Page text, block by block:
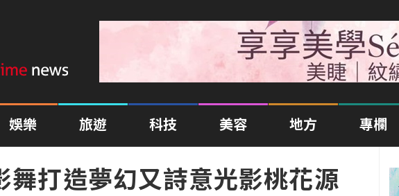
娛樂 旅遊 科技 美容 地方 專欄
舞打造夢幻又詩意光影桃花源